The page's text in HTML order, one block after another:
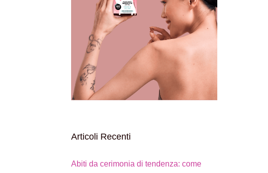
Articoli Recenti
Abiti da cerimonia di tendenza: come